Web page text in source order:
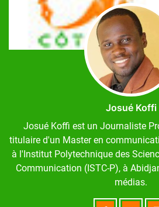
Josué Koffi
Josué Koffi est un Journaliste
titulaire d'un Master en
à l'Institut Polytechnique des
Communication (ISTC-P), à
médias.